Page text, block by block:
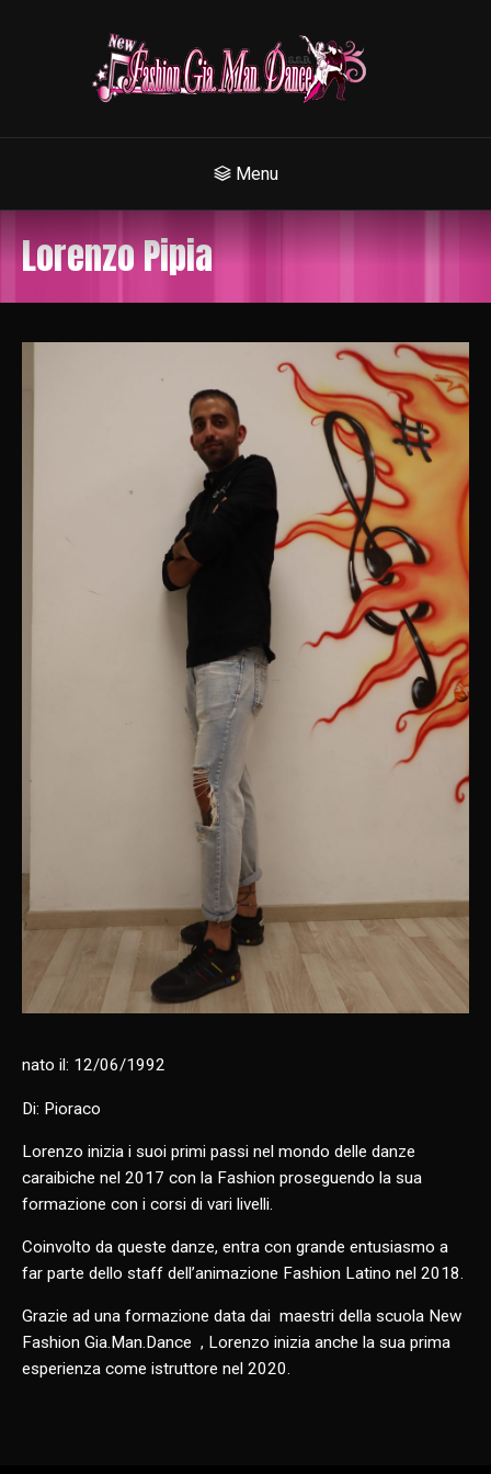
Menu
Lorenzo Pipia
nato il: 12/06/1992
Di: Pioraco
Lorenzo inizia i suoi primi passi nel mondo delle danze
caraibiche nel 2017 con la Fashion proseguendo la sua
formazione con i corsi di vari livelli.
Coinvolto da queste danze, entra con grande entusiasmo a
far parte dello staff dell’animazione Fashion Latino nel 2018.
Grazie ad una formazione data dai maestri della scuola New
Fashion Gia.Man.Dance , Lorenzo inizia anche la sua prima
esperienza come istruttore nel 2020.